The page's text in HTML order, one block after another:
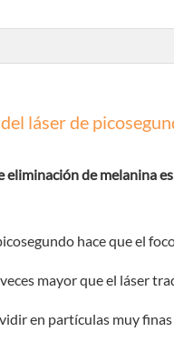
láser de
eliminación de melanina
hace que el
mayor que el láser
en partículas muy